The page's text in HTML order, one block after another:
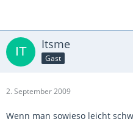
Itsme
Gast
2. September 2009
Wenn man sowieso leicht